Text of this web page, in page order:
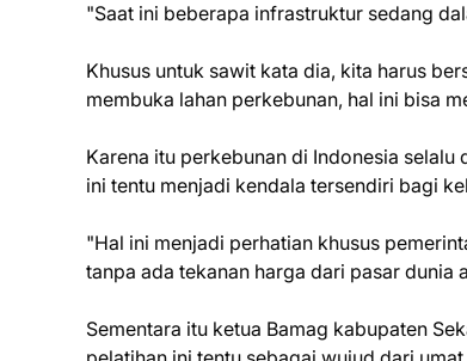
"Saat ini beberapa infrastruktur sedang
Khusus untuk sawit kata dia, kita harus
membuka lahan perkebunan, hal ini bisa
Karena itu perkebunan di Indonesia
ini tentu menjadi kendala tersendiri bagi
"Hal ini menjadi perhatian khusus
tanpa ada tekanan harga dari pasar
Sementara itu ketua Bamag kabupaten